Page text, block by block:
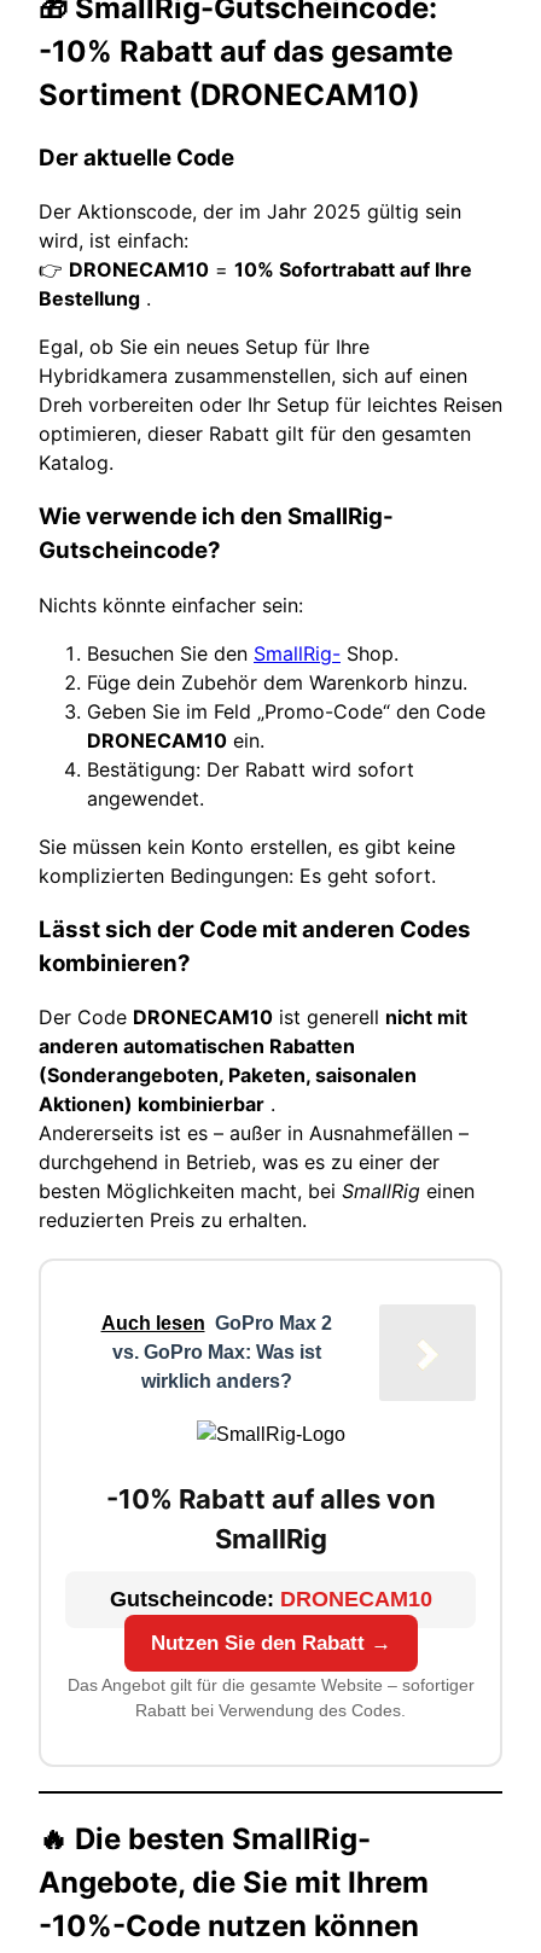
🎁 SmallRig-Gutscheincode:
-10% Rabatt auf das gesamte
Sortiment (DRONECAM10)
Der aktuelle Code
Der Aktionscode, der im Jahr 2025 gültig sein
wird, ist einfach:
👉 DRONECAM10 = 10% Sofortrabatt auf Ihre
Bestellung .
Egal, ob Sie ein neues Setup für Ihre
Hybridkamera zusammenstellen, sich auf einen
Dreh vorbereiten oder Ihr Setup für leichtes Reisen
optimieren, dieser Rabatt gilt für den gesamten
Katalog.
Wie verwende ich den SmallRig-
Gutscheincode?
Nichts könnte einfacher sein:
Besuchen Sie den SmallRig- Shop.
Füge dein Zubehör dem Warenkorb hinzu.
Geben Sie im Feld „Promo-Code“ den Code
DRONECAM10 ein.
Bestätigung: Der Rabatt wird sofort
angewendet.
Sie müssen kein Konto erstellen, es gibt keine
komplizierten Bedingungen: Es geht sofort.
Lässt sich der Code mit anderen Codes
kombinieren?
Der Code DRONECAM10 ist generell nicht mit
anderen automatischen Rabatten
(Sonderangeboten, Paketen, saisonalen
Aktionen) kombinierbar .
Andererseits ist es – außer in Ausnahmefällen –
durchgehend in Betrieb, was es zu einer der
besten Möglichkeiten macht, bei SmallRig einen
reduzierten Preis zu erhalten.
Auch lesen GoPro Max 2
vs. GoPro Max: Was ist
wirklich anders?
-10% Rabatt auf alles von
SmallRig
Gutscheincode: DRONECAM10
Nutzen Sie den Rabatt →
Das Angebot gilt für die gesamte Website – sofortiger
Rabatt bei Verwendung des Codes.
🔥 Die besten SmallRig-
Angebote, die Sie mit Ihrem
-10%-Code nutzen können